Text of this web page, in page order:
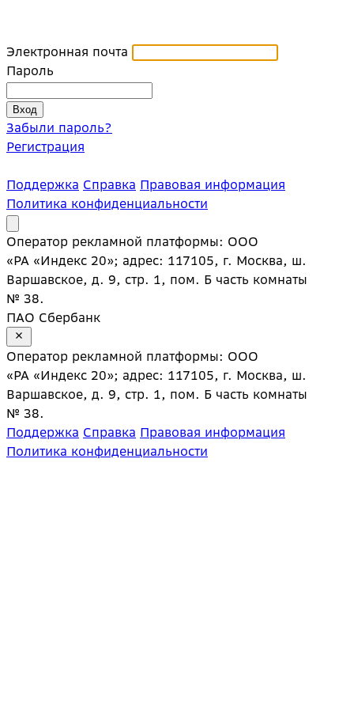
Электронная почта
Пароль
Забыли пароль?
Регистрация
Поддержка Справка Правовая информация
Политика конфиденциальности
Оператор рекламной платформы: ООО
«РА «Индекс 20»; адрес: 117105, г. Москва, ш.
Варшавское, д. 9, стр. 1, пом. Б часть комнаты
№ 38.
ПАО Сбербанк
Оператор рекламной платформы: ООО
«РА «Индекс 20»; адрес: 117105, г. Москва, ш.
Варшавское, д. 9, стр. 1, пом. Б часть комнаты
№ 38.
Поддержка Справка Правовая информация
Политика конфиденциальности